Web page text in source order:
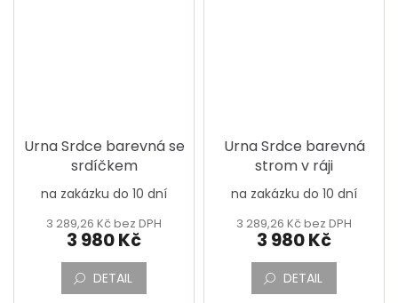
Urna Srdce barevná se
srdíčkem
na zakázku do 10 dní
3 289,26 Kč bez DPH
3 980 Kč
DETAIL
Urna Srdce barevná
strom v ráji
na zakázku do 10 dní
3 289,26 Kč bez DPH
3 980 Kč
DETAIL